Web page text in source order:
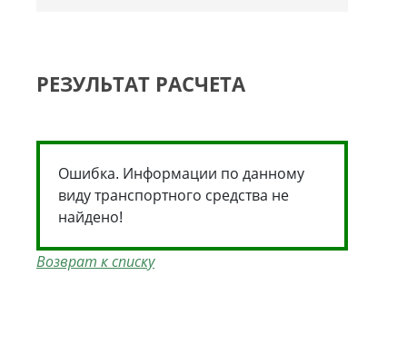
РЕЗУЛЬТАТ РАСЧЕТА
Ошибка. Информации по данному
виду транспортного средства не
найдено!
Возврат к списку